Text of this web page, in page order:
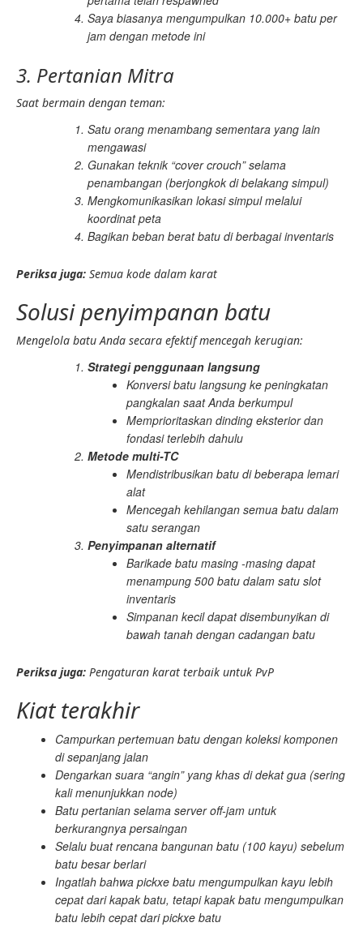
Saya biasanya mengumpulkan 10.000+ batu per
jam dengan metode ini
3. Pertanian Mitra
Saat bermain dengan teman:
Satu orang menambang sementara yang lain
mengawasi
Gunakan teknik “cover crouch” selama
penambangan (berjongkok di belakang simpul)
Mengkomunikasikan lokasi simpul melalui
koordinat peta
Bagikan beban berat batu di berbagai inventaris
Periksa juga: Semua kode dalam karat
Solusi penyimpanan batu
Mengelola batu Anda secara efektif mencegah kerugian:
Strategi penggunaan langsung
Konversi batu langsung ke peningkatan
pangkalan saat Anda berkumpul
Memprioritaskan dinding eksterior dan
fondasi terlebih dahulu
Metode multi-TC
Mendistribusikan batu di beberapa lemari
alat
Mencegah kehilangan semua batu dalam
satu serangan
Penyimpanan alternatif
Barikade batu masing -masing dapat
menampung 500 batu dalam satu slot
inventaris
Simpanan kecil dapat disembunyikan di
bawah tanah dengan cadangan batu
Periksa juga: Pengaturan karat terbaik untuk PvP
Kiat terakhir
Campurkan pertemuan batu dengan koleksi komponen
di sepanjang jalan
Dengarkan suara “angin” yang khas di dekat gua (sering
kali menunjukkan node)
Batu pertanian selama server off-jam untuk
berkurangnya persaingan
Selalu buat rencana bangunan batu (100 kayu) sebelum
batu besar berlari
Ingatlah bahwa pickxe batu mengumpulkan kayu lebih
cepat dari kapak batu, tetapi kapak batu mengumpulkan
batu lebih cepat dari pickxe batu